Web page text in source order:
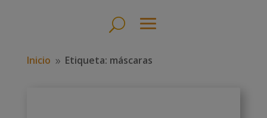
Inicio 9 Etiqueta: máscaras